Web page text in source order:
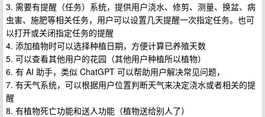
3. 需要有提醒（任务）系统，提供用户浇水、修剪、测量、换盆、病
虫害、施肥等相关任务，用户可以设置几天提醒一次指定任务。也可
以打开或关闭指定任务的提醒
4. 添加植物时可以选择种植日期，方便计算已养殖天数
5. 可以查看其他用户的花园（其他用户种植所以植物）
6. 有 AI 助手，类似 ChatGPT 可以帮助用户解决常见问题，
7. 有天气系统，可以根据用户位置判断天气来决定浇水或者相关的提
醒
8. 有植物死亡功能和送人功能（植物送给别人了）